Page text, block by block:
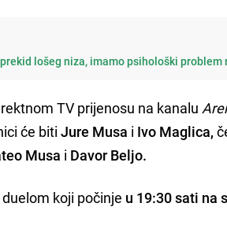
lošeg niza, imamo psihološki problem
TV prijenosu na kanalu
će bitiJure Musa i Ivo Maglica,
Musa i Davor Beljo.
duelom koji počinje u 19:30 sati na